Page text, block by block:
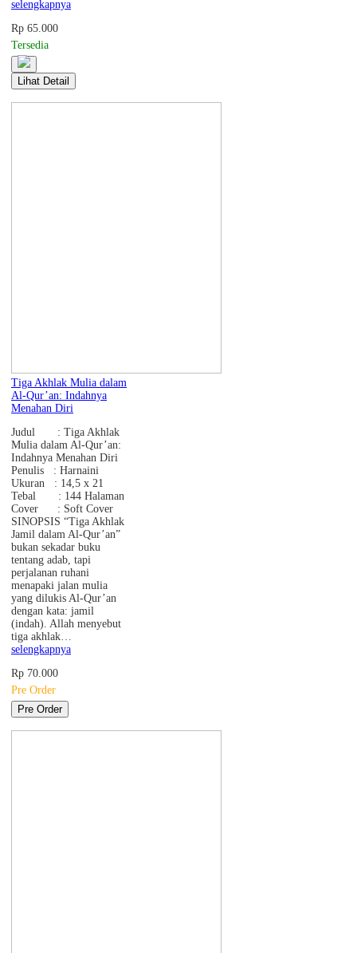
selengkapnya
Rp 65.000
Tersedia
Lihat Detail
Tiga Akhlak Mulia dalam
Al-Qur’an: Indahnya
Menahan Diri
Judul : Tiga Akhlak
Mulia dalam Al-Qur’an:
Indahnya Menahan Diri
Penulis : Harnaini
Ukuran : 14,5 x 21
Tebal : 144 Halaman
Cover : Soft Cover
SINOPSIS “Tiga Akhlak
Jamil dalam Al-Qur’an”
bukan sekadar buku
tentang adab, tapi
perjalanan ruhani
menapaki jalan mulia
yang dilukis Al-Qur’an
dengan kata: jamil
(indah). Allah menyebut
tiga akhlak…
selengkapnya
Rp 70.000
Pre Order
Pre Order